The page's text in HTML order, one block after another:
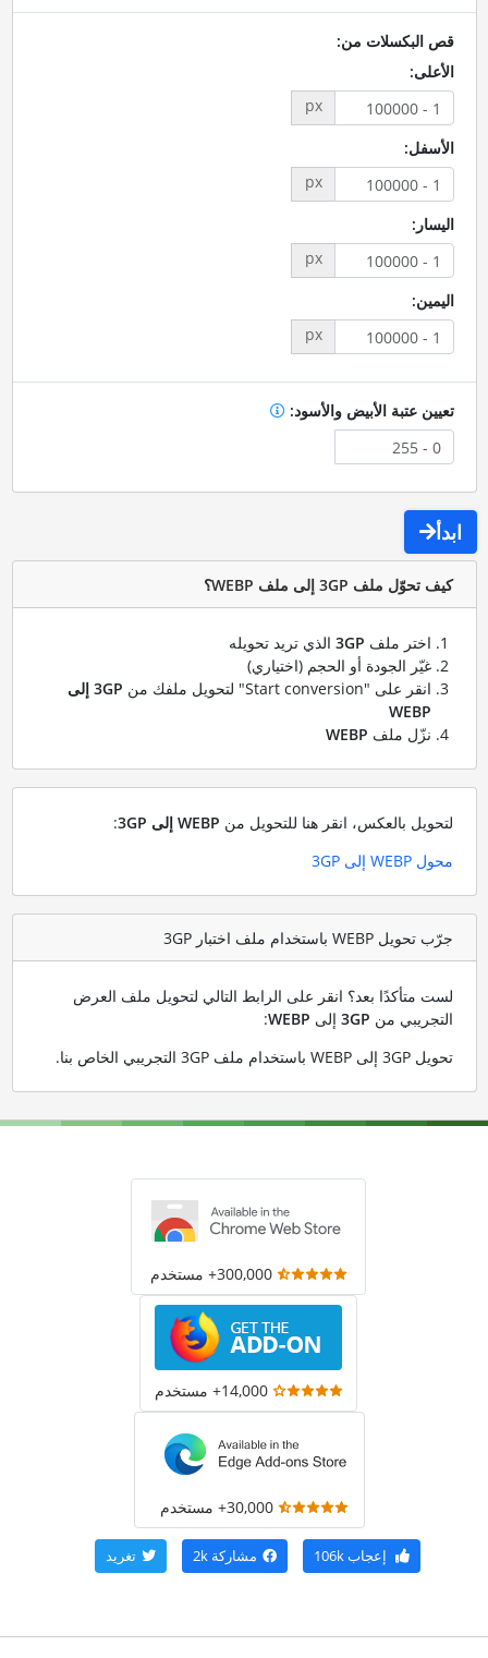
قص البكسلات من:
الأعلى:
px
الأسفل:
px
اليسار:
px
اليمين:
px
تعيين عتبة الأبيض والأسود:
ابدأ
كيف تحوّل ملف 3GP إلى ملف WEBP؟
اختر ملف 3GPالذي تريد تحويله
غيّر الجودة أو الحجم (اختياري)
انقر على "Start conversion" لتحويل ملفك من
3GP إلى
WEBP
نزّل ملف WEBP
لتحويل بالعكس، انقر هنا للتحويل من WEBP إلى 3GP
:
محول WEBP إلى 3GP
جرّب تحويل WEBP باستخدام ملف اختبار 3GP
لست متأكدًا بعد؟ انقر على الرابط التالي لتحويل ملف العرض
التجريبي من 3GPإلى WEBP
:
تحويل 3GP إلى WEBP باستخدام ملف 3GP التجريبي الخاص بنا
.
300,000+ مستخدم
14,000+ مستخدم
30,000+ مستخدم
إعجاب106k مشاركة 2k تغريد